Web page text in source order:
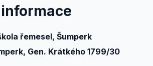
řemesel, Šumperk
Gen. Krátkého 1799/30